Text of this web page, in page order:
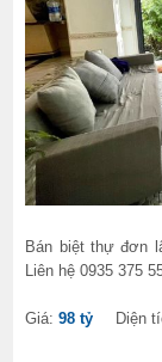
Bán biệt thự đơn
Liên hệ 0935 375
Giá:98 tỷ Diện